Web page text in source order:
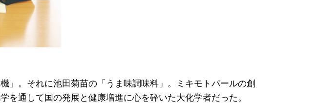
。それに池田菊苗の「うま味調味料」。ミキモトパールの創
通して国の発展と健康増進に心を砕いた大化学者だった。